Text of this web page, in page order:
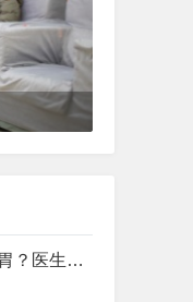
吃什么中药最能养胃？医生推荐了10种——